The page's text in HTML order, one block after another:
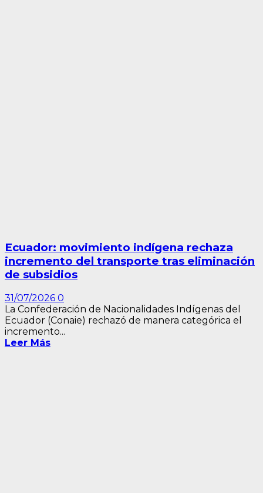
Ecuador: movimiento indígena rechaza
incremento del transporte tras eliminación
de subsidios
31/07/2026 0
La Confederación de Nacionalidades Indígenas del
Ecuador (Conaie) rechazó de manera categórica el
incremento...
Leer Más